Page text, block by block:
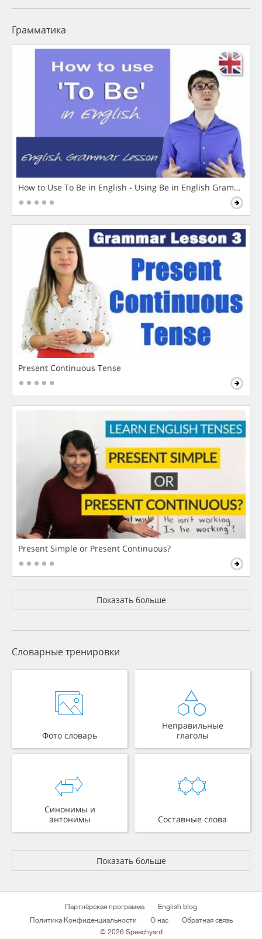
Грамматика
How to Use To Be in English - Using Be in English Grammar
Present Continuous Tense
Present Simple or Present Continuous?
Показать больше
Словарные тренировки
Фото словарь
Неправильные
глаголы
Синонимы и
антонимы
Составные слова
Показать больше
Партнёрская программа
English blog
Политика Конфиденциальности
О нас
Обратная связь
© 2026 Speechyard